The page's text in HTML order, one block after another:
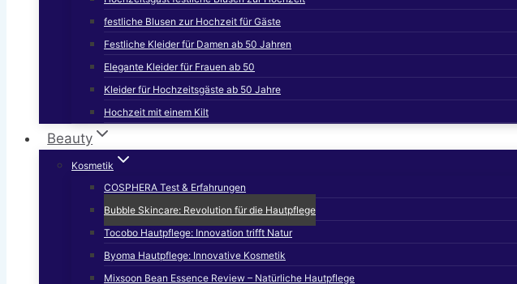
festliche Blusen zur Hochzeit für Gäste
Festliche Kleider für Damen ab 50 Jahren
Elegante Kleider für Frauen ab 50
Kleider für Hochzeitsgäste ab 50 Jahre
Hochzeit mit einem Kilt
Beauty
Kosmetik
COSPHERA Test & Erfahrungen
Bubble Skincare: Revolution für die Hautpflege
Tocobo Hautpflege: Innovation trifft Natur
Byoma Hautpflege: Innovative Kosmetik
Mixsoon Bean Essence Review – Natürliche Hautpflege